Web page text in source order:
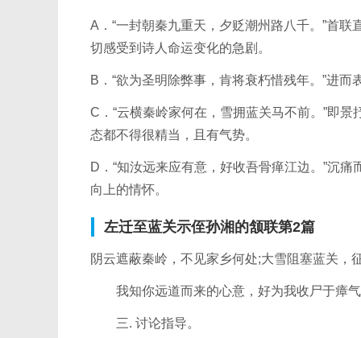
A．“一封朝秦九重天，夕贬潮州路八千。”首联
切感受到诗人命运变化的急剧。
B．“欲为圣明除弊事，肯将衰朽惜残年。”进而
C．“云横秦岭家何在，雪拥蓝关马不前。”即景
态都不得很精当，且有气势。
D．“知汝远来应有意，好收吾骨瘅江边。”沉
向上的情怀。
左迁至蓝关示侄孙湘的颔联第2篇
阴云遮蔽秦岭，不见家乡何处;大雪阻塞蓝关，
我知你远道而来的心意，好为我收尸于瘴气
三. 讨论指导。